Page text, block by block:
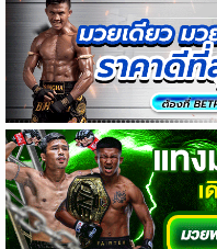
คอ
ลัม
นิ
สต์
วิเคราะห์
บอล